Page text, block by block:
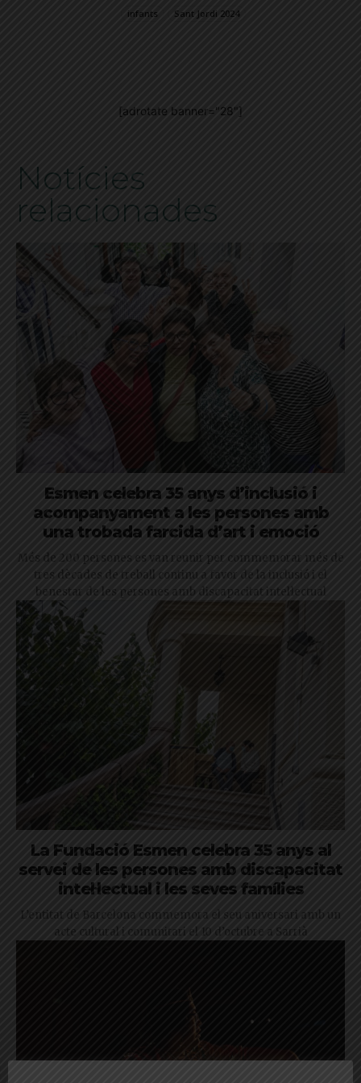
infants Sant Jordi 2024
[adrotate banner="28"]
Notícies
relacionades
Esmen celebra 35 anys d’inclusió i
acompanyament a les persones amb
una trobada farcida d’art i emoció
Més de 200 persones es van reunir per commemorar més de
tres dècades de treball continu a favor de la inclusió i el
benestar de les persones amb discapacitat intel·lectual
La Fundació Esmen celebra 35 anys al
servei de les persones amb discapacitat
intel·lectual i les seves famílies
L’entitat de Barcelona commemora el seu aniversari amb un
acte cultural i comunitari el 10 d’octubre a Sarrià